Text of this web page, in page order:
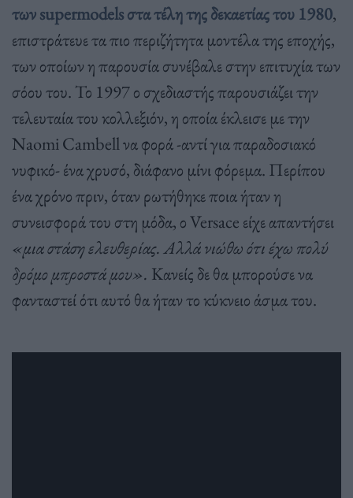
των supermodels στα τέλη της δεκαετίας του 1980,
επιστράτευε τα πιο περιζήτητα μοντέλα της εποχής,
των οποίων η παρουσία συνέβαλε στην επιτυχία των
σόου του. Το 1997 ο σχεδιαστής παρουσιάζει την
τελευταία του κολλεξιόν, η οποία έκλεισε με την
Naomi Cambell να φορά -αντί για παραδοσιακό
νυφικό- ένα χρυσό, διάφανο μίνι φόρεμα. Περίπου
ένα χρόνο πριν, όταν ρωτήθηκε ποια ήταν η
συνεισφορά του στη μόδα, ο Versace είχε απαντήσει
«μια στάση ελευθερίας. Αλλά νιώθω ότι έχω πολύ
δρόμο μπροστά μου». Κανείς δε θα μπορούσε να
φανταστεί ότι αυτό θα ήταν το κύκνειο άσμα του.